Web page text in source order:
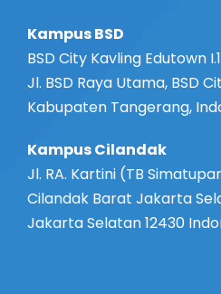
Kampus BSD
BSD City Kavling Edutown I.1
Jl. BSD Raya Utama, BSD
Kabupaten Tangerang,
Kampus Cilandak
Jl. RA. Kartini (TB
Cilandak Barat Jakarta
Jakarta Selatan 12430